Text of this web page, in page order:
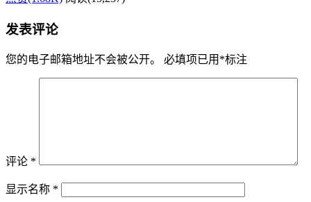
发表评论
您的电子邮箱地址不会被公开。 必填项已用 *标注
评论 *
显示名称 *